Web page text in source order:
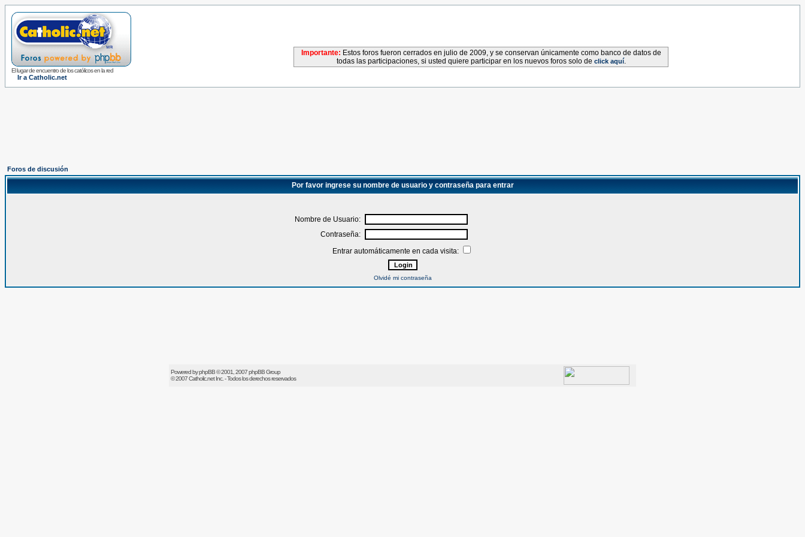
El lugar de encuentro de los católicos en la red
Ir a Catholic.net
Importante: Estos foros fueron cerrados en julio de 2009, y se conservan únicamente como banco de datos de
todas las participaciones, si usted quiere participar en los nuevos foros solo de click aquí.
Foros de discusión
Por favor ingrese su nombre de usuario y contraseña para entrar
Nombre de Usuario:
Contraseña:
Entrar automáticamente en cada visita:
Olvidé mi contraseña
Powered byphpBB© 2001, 2007 phpBB Group
© 2007Catholic.netInc. - Todos los derechos reservados